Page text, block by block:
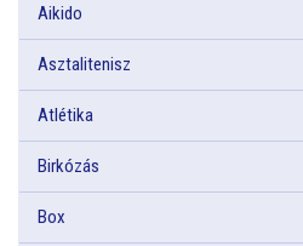
Aikido
Asztalitenisz
Atlétika
Birkózás
Box